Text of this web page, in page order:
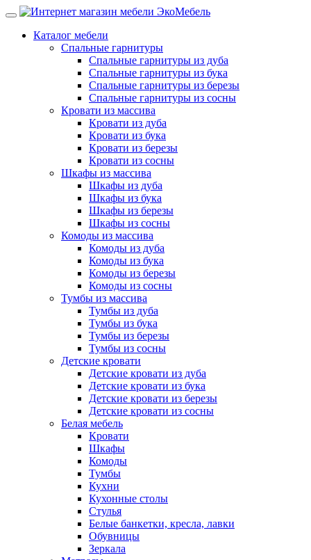
Каталог мебели
Спальные гарнитуры
Спальные гарнитуры из дуба
Спальные гарнитуры из бука
Спальные гарнитуры из березы
Спальные гарнитуры из сосны
Кровати из массива
Кровати из дуба
Кровати из бука
Кровати из березы
Кровати из сосны
Шкафы из массива
Шкафы из дуба
Шкафы из бука
Шкафы из березы
Шкафы из сосны
Комоды из массива
Комоды из дуба
Комоды из бука
Комоды из березы
Комоды из сосны
Тумбы из массива
Тумбы из дуба
Тумбы из бука
Тумбы из березы
Тумбы из сосны
Детские кровати
Детские кровати из дуба
Детские кровати из бука
Детские кровати из березы
Детские кровати из сосны
Белая мебель
Кровати
Шкафы
Комоды
Тумбы
Кухни
Кухонные столы
Стулья
Белые банкетки, кресла, лавки
Обувницы
Зеркала